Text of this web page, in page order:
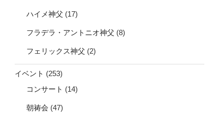
ハイメ神父 (17)
フラデラ・アントニオ神父 (8)
フェリックス神父 (2)
イベント (253)
コンサート (14)
朝祷会 (47)